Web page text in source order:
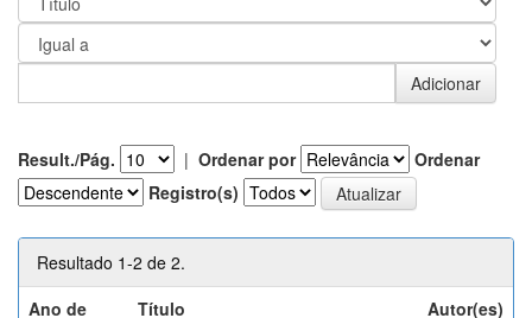
Result./Pág. | Ordenar por
Ordenar
Registro(s)
Resultado 1-2 de 2.
Ano de
Título Autor(es)